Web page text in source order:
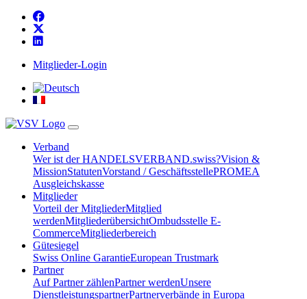
Mitglieder-Login
Verband
Wer ist der HANDELSVERBAND.swiss?Vision &
MissionStatutenVorstand / GeschäftsstellePROMEA
Ausgleichskasse
Mitglieder
Vorteil der MitgliederMitglied
werdenMitgliederübersichtOmbudsstelle E-
CommerceMitgliederbereich
Gütesiegel
Swiss Online GarantieEuropean Trustmark
Partner
Auf Partner zählenPartner werdenUnsere
DienstleistungspartnerPartnerverbände in Europa